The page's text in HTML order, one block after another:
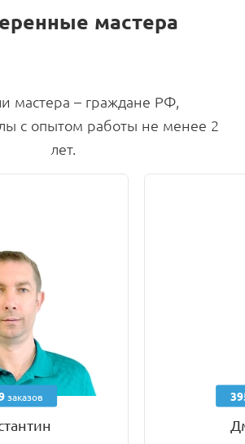
мастера
мастера – граждане РФ,
с опытом работы не менее 2
лет.
заказов